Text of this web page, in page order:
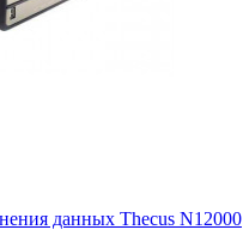
данных Thecus N12000